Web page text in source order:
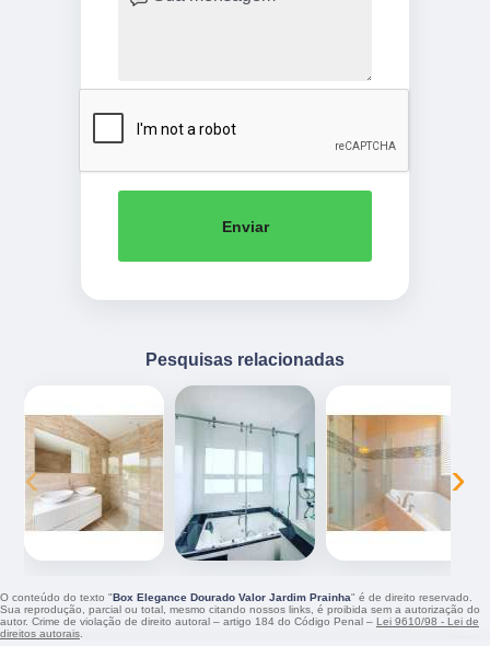
Enviar
Pesquisas relacionadas
‹ ›
O conteúdo do texto "Box Elegance Dourado Valor Jardim Prainha" é de direito reservado.
Sua reprodução, parcial ou total, mesmo citando nossos links, é proibida sem a autorização do
autor. Crime de violação de direito autoral – artigo 184 do Código Penal – Lei 9610/98 - Lei de
direitos autorais